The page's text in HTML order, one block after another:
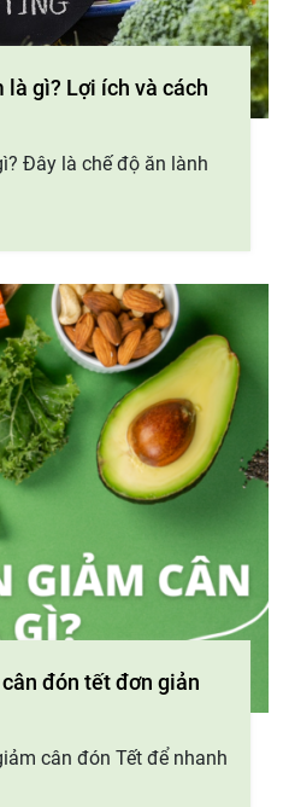
gì? Lợi ích và cách
Đây là chế độ ăn lành
đón tết đơn giản
cân đón Tết để nhanh